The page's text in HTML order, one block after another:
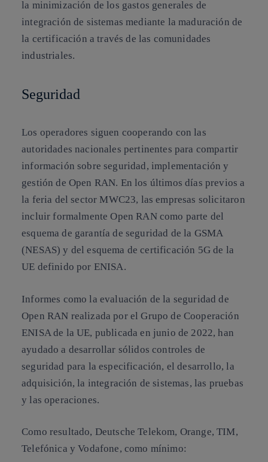
la minimización de los gastos generales de
integración de sistemas mediante la maduración de
la certificación a través de las comunidades
industriales.
Seguridad
Los operadores siguen cooperando con las
autoridades nacionales pertinentes para compartir
información sobre seguridad, implementación y
gestión de Open RAN. En los últimos días previos a
la feria del sector MWC23, las empresas solicitaron
incluir formalmente Open RAN como parte del
esquema de garantía de seguridad de la GSMA
(NESAS) y del esquema de certificación 5G de la
UE definido por ENISA.
Informes como la evaluación de la seguridad de
Open RAN realizada por el Grupo de Cooperación
ENISA de la UE, publicada en junio de 2022, han
ayudado a desarrollar sólidos controles de
seguridad para la especificación, el desarrollo, la
adquisición, la integración de sistemas, las pruebas
y las operaciones.
Como resultado, Deutsche Telekom, Orange, TIM,
Telefónica y Vodafone, como mínimo: